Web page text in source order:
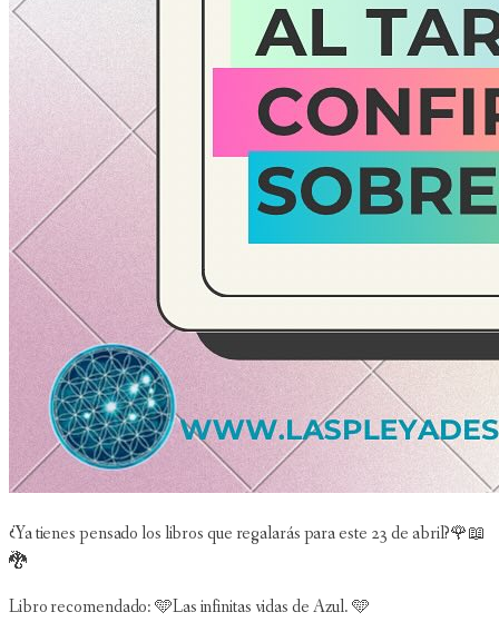
¿Ya tienes pensado los libros que regalarás para este 23 de abril?🌹📖
🐉
Libro recomendado: 🩵Las infinitas vidas de Azul. 🩵